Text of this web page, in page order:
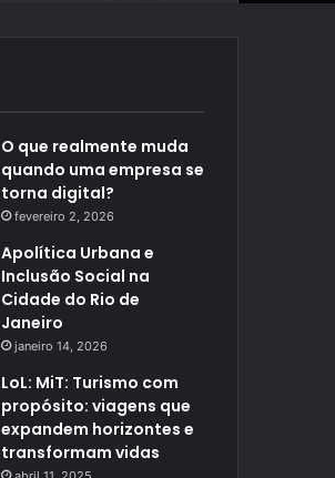
O que realmente muda
quando uma empresa se
torna digital?
fevereiro 2, 2026
Apolítica Urbana e
Inclusão Social na
Cidade do Rio de
Janeiro
janeiro 14, 2026
LoL: MiT: Turismo com
propósito: viagens que
expandem horizontes e
transformam vidas